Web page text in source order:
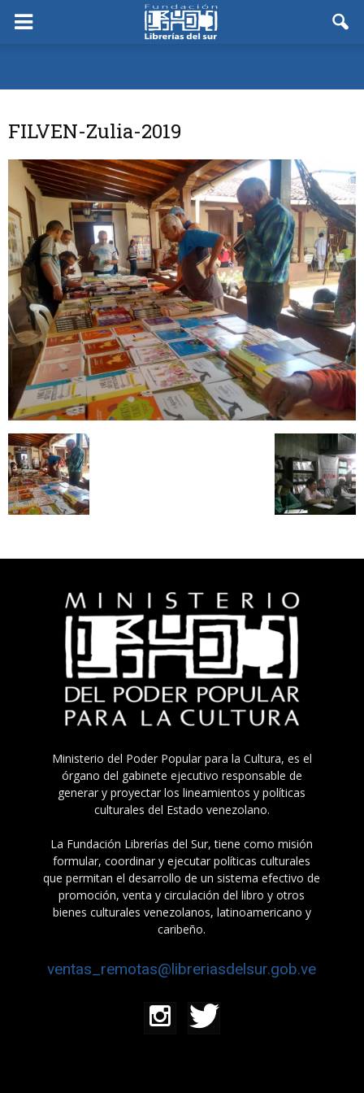
FILVEN-Zulia-2019
Ministerio del Poder Popular para la Cultura, es el
órgano del gabinete ejecutivo responsable de
generar y proyectar los lineamientos y políticas
culturales del Estado venezolano.
La Fundación Librerías del Sur, tiene como misión
formular, coordinar y ejecutar políticas culturales
que permitan el desarrollo de un sistema efectivo de
promoción, venta y circulación del libro y otros
bienes culturales venezolanos, latinoamericano y
caribeño.
ventas_remotas@libreriasdelsur.gob.ve